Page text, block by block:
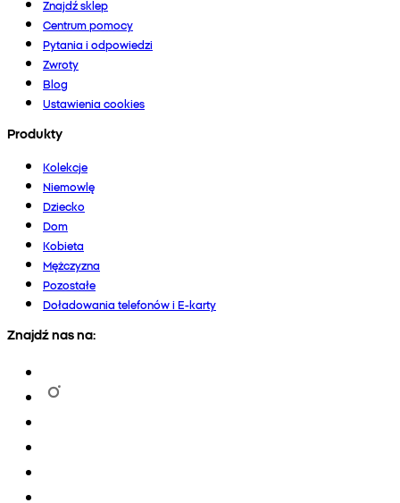
Znajdź sklep
Centrum pomocy
Pytania i odpowiedzi
Zwroty
Blog
Ustawienia cookies
Produkty
Kolekcje
Niemowlę
Dziecko
Dom
Kobieta
Mężczyzna
Pozostałe
Doładowania telefonów i E-karty
Znajdź nas na: